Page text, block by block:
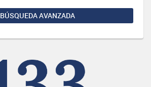
BÚSQUEDA AVANZADA